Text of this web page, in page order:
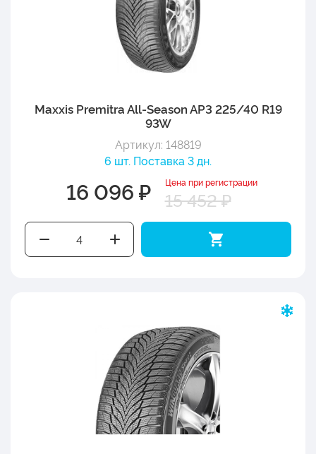
Maxxis Premitra All-Season AP3 225/40 R19
93W
Артикул: 148819
6 шт. Поставка 3 дн.
16 096 ₽ Цена при регистрации
15 452 ₽